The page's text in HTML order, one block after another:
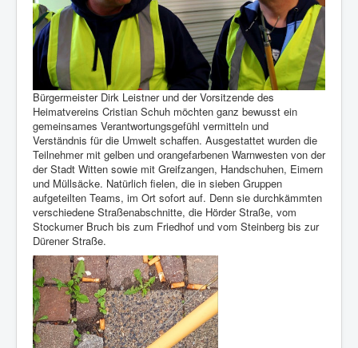
Bürgermeister Dirk Leistner und der Vorsitzende des
Heimatvereins Cristian Schuh möchten ganz bewusst ein
gemeinsames Verantwortungsgefühl vermitteln und
Verständnis für die Umwelt schaffen. Ausgestattet wurden die
Teilnehmer mit gelben und orangefarbenen Warnwesten von der
der Stadt Witten sowie mit Greifzangen, Handschuhen, Eimern
und Müllsäcke. Natürlich fielen, die in sieben Gruppen
aufgeteilten Teams, im Ort sofort auf. Denn sie durchkämmten
verschiedene Straßenabschnitte, die Hörder Straße, vom
Stockumer Bruch bis zum Friedhof und vom Steinberg bis zur
Dürener Straße.